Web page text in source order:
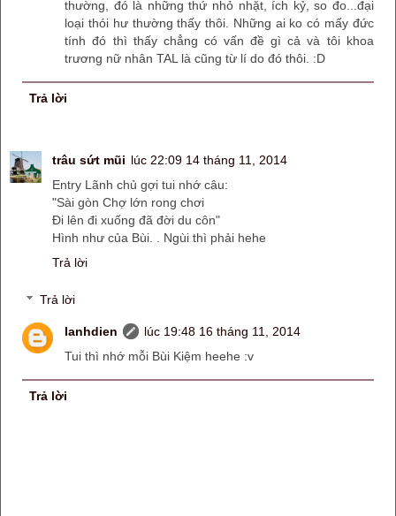
thường, đó là những thứ nhỏ nhặt, ích kỷ, so đo...đại
loại thói hư thường thấy thôi. Những ai ko có mấy đức
tính đó thì thấy chẳng có vấn đề gì cả và tôi khoa
trương nữ nhân TAL là cũng từ lí do đó thôi. :D
Trả lời
trâu sứt mũi lúc 22:09 14 tháng 11, 2014
Entry Lãnh chủ gợi tui nhớ câu:
"Sài gòn Chợ lớn rong chơi
Đi lên đi xuống đã đời du côn"
Hình như của Bùi. . Ngùi thì phải hehe
Trả lời
Trả lời
lanhdien
lúc 19:48 16 tháng 11, 2014
Tui thì nhớ mỗi Bùi Kiệm heehe :v
Trả lời